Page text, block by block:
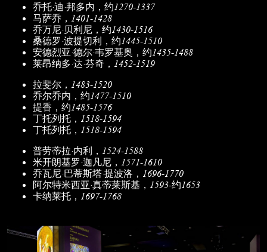
乔托·迪·邦多内，约1270-1337
马萨乔，1401-1428
乔万尼·贝利尼，约1430-1516
桑德罗·波提切利，约1445-1510
安德烈亚·德尔·韦罗基奥，约1435-1488
莱昂纳多·达·芬奇，1452-1519
拉斐尔，1483-1520
乔尔乔内，约1477-1510
提香，约1485-1576
丁托列托，1518-1594
丁托列托，1518-1594
普劳蒂拉·内利，1524-1588
米开朗基罗·迦凡尼，1571-1610
乔瓦尼·巴蒂斯塔·提波洛，1696-1770
阿尔特米西亚·真蒂莱斯基，1593-约1653
卡纳莱托，1697-1768